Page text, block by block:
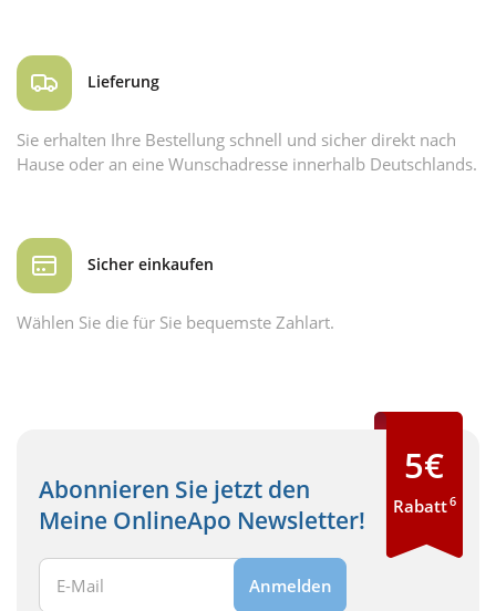
Lieferung
Sie erhalten Ihre Bestellung schnell und sicher direkt nach
Hause oder an eine Wunschadresse innerhalb Deutschlands.
Sicher einkaufen
Wählen Sie die für Sie bequemste Zahlart.
Abonnieren Sie jetzt den
Meine OnlineApo Newsletter!
Ihre E-Mail Adresse:
Anmelden
5€
Rabatt6